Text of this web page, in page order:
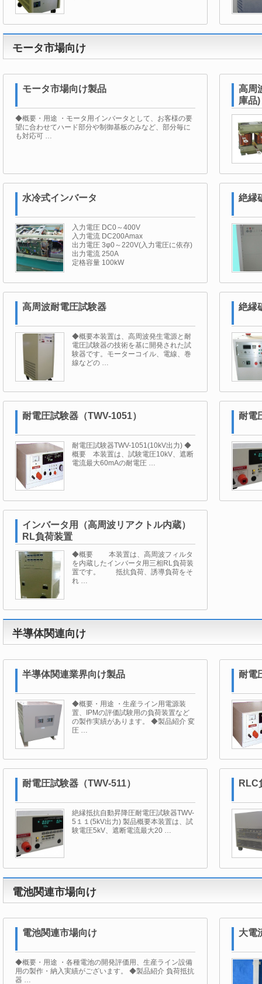
モータ市場向け
モータ市場向け製品
◆概要・用途 ・モータ用インバータとして、お客様の要
望に合わせてハード部分や制御基板のみなど、部分毎に
も対応可 …
高周
庫品)
水冷式インバータ
入力電圧 DC0～400V
入力電流 DC200Amax
出力電圧 3φ0～220V(入力電圧に依存)
出力電流 250A
定格容量 100kW
絶縁
高周波耐電圧試験器
◆概要本装置は、高周波発生電源と耐
電圧試験器の技術を基に開発された試
験器です。モーターコイル、電線、巻
線などの …
絶縁
耐電圧試験器（TWV-1051）
耐電圧試験器TWV-1051(10kV出力) ◆
概要 本装置は、試験電圧10kV、遮断
電流最大60mAの耐電圧 …
耐電
インバータ用（高周波リアクトル内蔵）
RL負荷装置
◆概要 本装置は、高周波フィルタ
を内蔵したインバータ用三相RL負荷装
置です。 抵抗負荷、誘導負荷をそ
れ …
半導体関連向け
半導体関連業界向け製品
◆概要・用途 ・生産ライン用電源装
置、IPMの評価試験用の負荷装置など
の製作実績があります。 ◆製品紹介 変
圧 …
耐電
耐電圧試験器（TWV-511）
絶縁抵抗自動昇降圧耐電圧試験器TWV-
5１１(5kV出力) 製品概要本装置は、試
験電圧5kV、遮断電流最大20 …
RLC
電池関連市場向け
電池関連市場向け
◆概要・用途 ・各種電池の開発評価用、生産ライン設備
用の製作・納入実績がございます。 ◆製品紹介 負荷抵抗
器 …
大電